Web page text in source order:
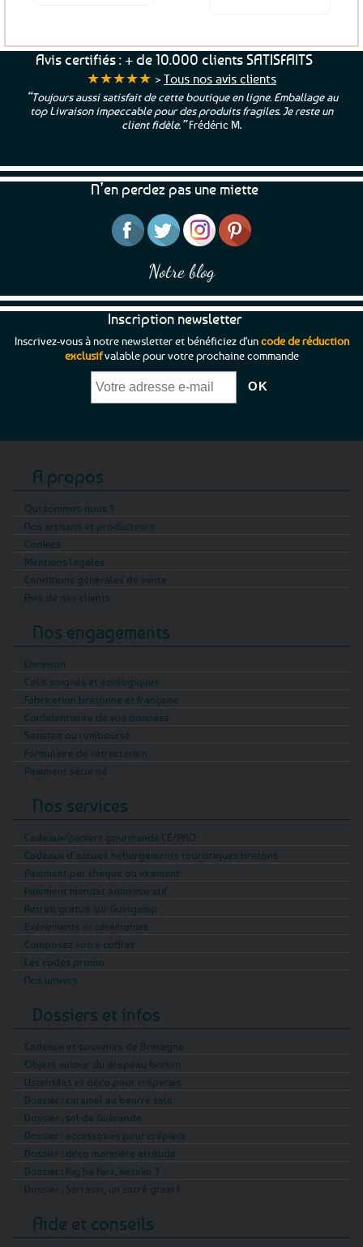
Avis certifiés : + de 10.000 clients SATISFAITS
★★★★★ > Tous nos avis clients
“Toujours aussi satisfait de cette boutique en ligne. Emballage au
top Livraison impeccable pour des produits fragiles. Je reste un
client fidèle.”Frédéric M.
N’en perdez pas une miette
Notre blog
Inscription newsletter
Inscrivez-vous à notre newsletter et bénéficiez d'uncode de réduction
exclusifvalable pour votre prochaine commande
A propos
Qui sommes-nous ?
Nos artisans et producteurs
Cookies
Mentions légales
Conditions générales de vente
Avis de nos clients
Nos engagements
Livraison
Colis soignés et écologiques
Fabrication bretonne et française
Confidentialité de vos données
Satisfait ou remboursé
Formulaire de rétractation
Paiement sécurisé
Nos services
Cadeaux/paniers gourmands CE/PRO
Cadeaux d’accueil hébergements touristiques bretons
Paiement par chèque ou virement
Paiement mandat administratif
Retrait gratuit sur Guingamp
Evénements et cérémonies
Composez votre coffret
Les codes promo
Nos univers
Dossiers et infos
Cadeaux et souvenirs de Bretagne
Objets autour du drapeau breton
Ustensiles et déco pour crêperies
Dossier : caramel au beurre salé
Dossier : sel de Guérande
Dossier : accessoires pour crêpière
Dossier : déco marinière attitude
Dossier : Kig ha Farz, kézako ?
Dossier : Sarrasin, un sacré grain !
Aide et conseils